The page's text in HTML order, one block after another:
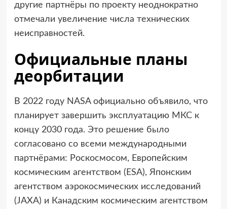
другие партнёры по проекту неоднократно
отмечали увеличение числа технических
неисправностей.
Официальные планы
деорбитации
В 2022 году NASA официально объявило, что
планирует завершить эксплуатацию МКС к
концу 2030 года. Это решение было
согласовано со всеми международными
партнёрами: Роскосмосом, Европейским
космическим агентством (ESA), Японским
агентством аэрокосмических исследований
(JAXA) и Канадским космическим агентством